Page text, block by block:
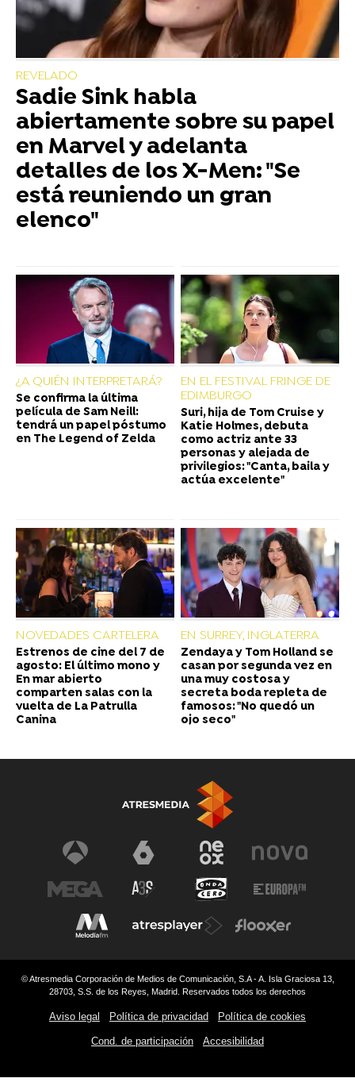
REVELADO
Sadie Sink habla
abiertamente sobre su papel
en Marvel y adelanta
detalles de los X-Men: "Se
está reuniendo un gran
elenco"
¿A QUIÉN INTERPRETARÁ?
Se confirma la última
película de Sam Neill:
tendrá un papel póstumo
en The Legend of Zelda
EN EL FESTIVAL FRINGE DE
EDIMBURGO
Suri, hija de Tom Cruise y
Katie Holmes, debuta
como actriz ante 33
personas y alejada de
privilegios: "Canta, baila y
actúa excelente"
NOVEDADES CARTELERA
Estrenos de cine del 7 de
agosto: El último mono y
En mar abierto
comparten salas con la
vuelta de La Patrulla
Canina
EN SURREY, INGLATERRA
Zendaya y Tom Holland se
casan por segunda vez en
una muy costosa y
secreta boda repleta de
famosos: "No quedó un
ojo seco"
© Atresmedia Corporación de Medios de Comunicación, S.A - A. Isla Graciosa 13,
28703, S.S. de los Reyes, Madrid. Reservados todos los derechos
Aviso legal Política de privacidad Política de cookies
Cond. de participación Accesibilidad